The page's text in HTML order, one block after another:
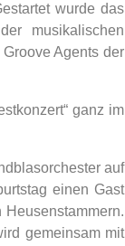
wurde das
musikalischen
Agents der
ganz im
auf
einen Gast
gemeinsam mit